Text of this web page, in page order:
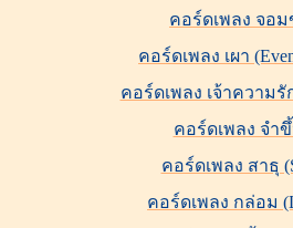
คอร์ดเพลง จอ
คอร์ดเพลง เผา
คอร์ดเพลง เจ้าความรั
คอร์ดเพลง จำ
คอร์ดเพลง สาธุ
คอร์ดเพลง กล่อม